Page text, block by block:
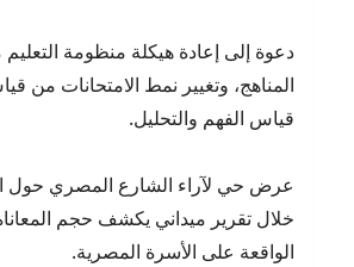
دعوة إلى إعادة هيكلة منظومة
المناهج، وتغيير نمط الامتحانات من
قياس الفهم والتحليل.
عرض حي لآراء الشارع المصري حول
خلال تقرير ميداني يكشف حجم
الواقعة على الأسرة المصرية.